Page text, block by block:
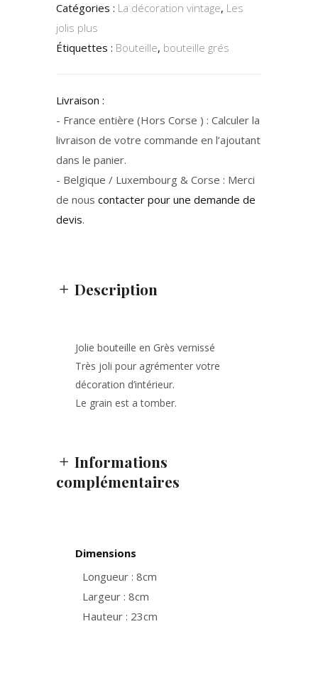
Catégories : La décoration vintage, Les
jolis plus
Étiquettes : Bouteille, bouteille grés
Livraison :
- France entière (Hors Corse ) : Calculer la
livraison de votre commande en l’ajoutant
dans le panier.
- Belgique / Luxembourg & Corse : Merci
de nous contacter pour une demande de
devis.
Description
Jolie bouteille en Grès vernissé
Très joli pour agrémenter votre
décoration d’intérieur.
Le grain est a tomber.
Informations
complémentaires
Dimensions
Longueur : 8cm
Largeur : 8cm
Hauteur : 23cm